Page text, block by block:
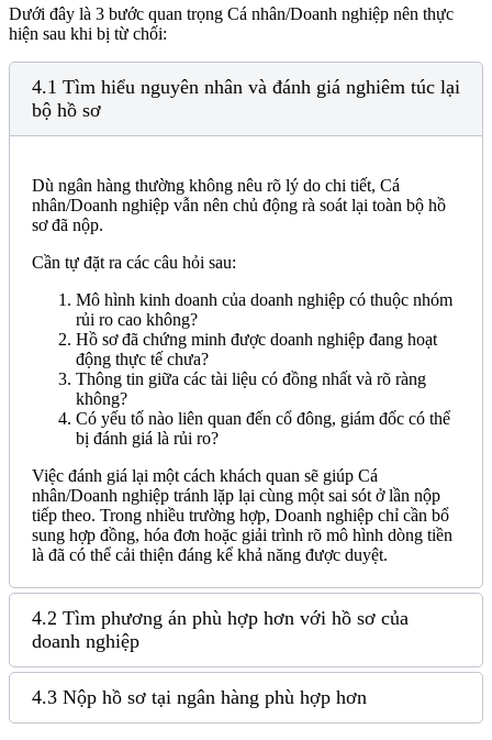
Dưới đây là 3 bước quan trọng Cá nhân/Doanh nghiệp nên thực
hiện sau khi bị từ chối:
4.1 Tìm hiểu nguyên nhân và đánh giá nghiêm túc lại
bộ hồ sơ
Dù ngân hàng thường không nêu rõ lý do chi tiết, Cá
nhân/Doanh nghiệp vẫn nên chủ động rà soát lại toàn bộ hồ
sơ đã nộp.
Cần tự đặt ra các câu hỏi sau:
Mô hình kinh doanh của doanh nghiệp có thuộc nhóm
rủi ro cao không?
Hồ sơ đã chứng minh được doanh nghiệp đang hoạt
động thực tế chưa?
Thông tin giữa các tài liệu có đồng nhất và rõ ràng
không?
Có yếu tố nào liên quan đến cổ đông, giám đốc có thể
bị đánh giá là rủi ro?
Việc đánh giá lại một cách khách quan sẽ giúp Cá
nhân/Doanh nghiệp tránh lặp lại cùng một sai sót ở lần nộp
tiếp theo. Trong nhiều trường hợp, Doanh nghiệp chỉ cần bổ
sung hợp đồng, hóa đơn hoặc giải trình rõ mô hình dòng tiền
là đã có thể cải thiện đáng kể khả năng được duyệt.
4.2 Tìm phương án phù hợp hơn với hồ sơ của
doanh nghiệp
4.3 Nộp hồ sơ tại ngân hàng phù hợp hơn